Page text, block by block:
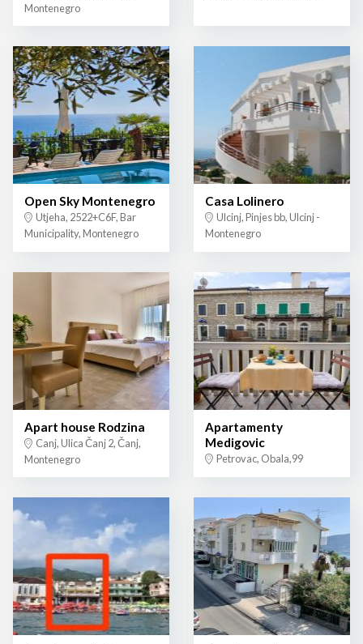
Montenegro
Open Sky Montenegro
Utjeha, 2522+C6F, Bar
Municipality, Montenegro
Casa Lolinero
Ulcinj, Pinjes bb, Ulcinj -
Montenegro
Apart house Rodzina
Canj, Ulica Čanj 2, Čanj,
Montenegro
Apartamenty
Medigovic
Petrovac, Obala,99